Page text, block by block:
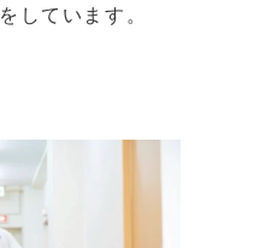
しています。